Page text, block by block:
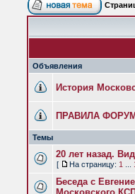
Объявления
История
ПРАВИЛА
Темы
20 лет назад.
[ На страницу: 1
Беседа с